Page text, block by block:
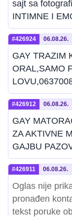
sajt sa
INTIMNE I
#426924 06.08.26.
GAY TRAZIM
ORAL,SAMO
#426912 06.08.26.
GAY
ZA AKTIVNE
GAJBU
#426911 06.08.26.
Oglas nije
pronađen
tekst poruke